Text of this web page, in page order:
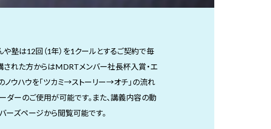
塾は12回（1年）を1クールとするご契約で毎
された方からはMDRTメンバー社長杯入賞・エ
ウハウを「ツカミ→ストーリー→オチ」の流れ
ダーのご使用が可能です。また、講義内容の動
ーズページから閲覧可能です。